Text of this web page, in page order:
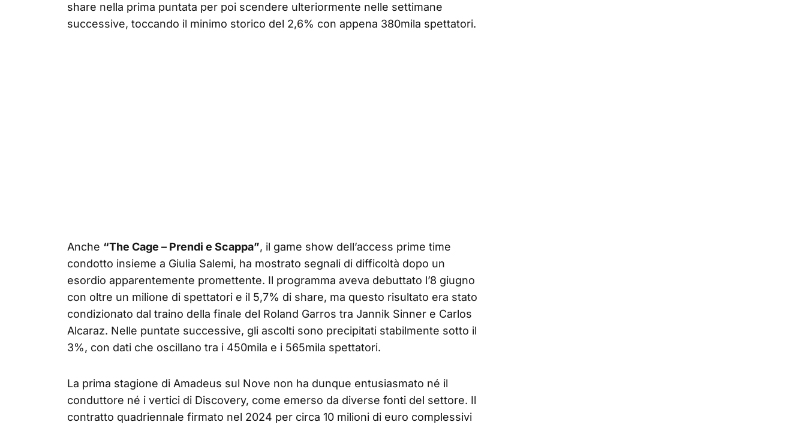
share nella prima puntata per poi scendere ulteriormente nelle settimane
successive, toccando il minimo storico del 2,6% con appena 380mila spettatori.
Anche “The Cage – Prendi e Scappa”, il game show dell’access prime time
condotto insieme a Giulia Salemi, ha mostrato segnali di difficoltà dopo un
esordio apparentemente promettente. Il programma aveva debuttato l’8 giugno
con oltre un milione di spettatori e il 5,7% di share, ma questo risultato era stato
condizionato dal traino della finale del Roland Garros tra Jannik Sinner e Carlos
Alcaraz. Nelle puntate successive, gli ascolti sono precipitati stabilmente sotto il
3%, con dati che oscillano tra i 450mila e i 565mila spettatori.
La prima stagione di Amadeus sul Nove non ha dunque entusiasmato né il
conduttore né i vertici di Discovery, come emerso da diverse fonti del settore. Il
contratto quadriennale firmato nel 2024 per circa 10 milioni di euro complessivi